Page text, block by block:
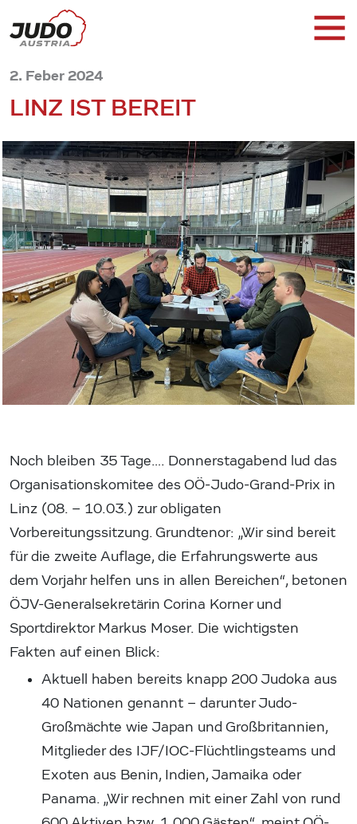
2. Feber 2024
LINZ IST BEREIT
Noch bleiben 35 Tage…. Donnerstagabend lud das
Organisationskomitee des OÖ-Judo-Grand-Prix in
Linz (08. – 10.03.) zur obligaten
Vorbereitungssitzung. Grundtenor: „Wir sind bereit
für die zweite Auflage, die Erfahrungswerte aus
dem Vorjahr helfen uns in allen Bereichen“, betonen
ÖJV-Generalsekretärin Corina Korner und
Sportdirektor Markus Moser. Die wichtigsten
Fakten auf einen Blick:
Aktuell haben bereits knapp 200 Judoka aus
40 Nationen genannt – darunter Judo-
Großmächte wie Japan und Großbritannien,
Mitglieder des IJF/IOC-Flüchtlingsteams und
Exoten aus Benin, Indien, Jamaika oder
Panama. „Wir rechnen mit einer Zahl von rund